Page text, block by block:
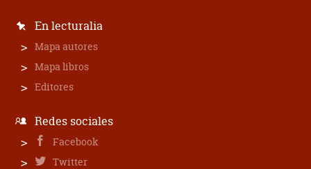
En lecturalia
Mapa autores
Mapa libros
Editores
Redes sociales
Facebook
Twitter